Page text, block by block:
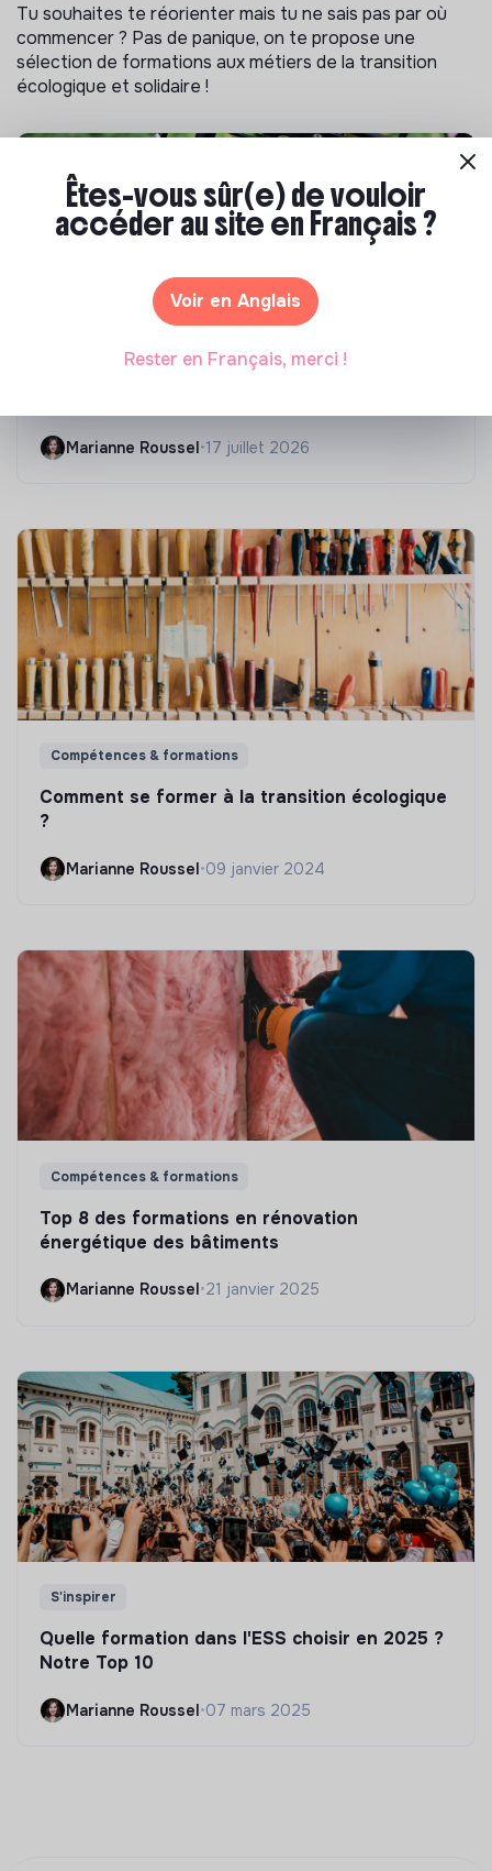
Tu souhaites te réorienter mais tu ne sais pas par où
commencer ? Pas de panique, on te propose une
sélection de formations aux métiers de la transition
écologique et solidaire !
Marianne Roussel•17 juillet 2026
Compétences & formations
Comment se former à la transition écologique
?
Marianne Roussel•09 janvier 2024
Compétences & formations
Top 8 des formations en rénovation
énergétique des bâtiments
Marianne Roussel•21 janvier 2025
S'inspirer
Quelle formation dans l'ESS choisir en 2025 ?
Notre Top 10
Marianne Roussel•07 mars 2025
Êtes-vous sûr(e) de vouloir
accéder au site en Français ?
Voir en Anglais
Rester en Français, merci !